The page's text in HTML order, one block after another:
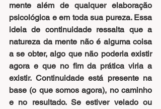
mente além de qualquer elaboração
psicológica e em toda sua pureza. Essa
ideia de continuidade ressalta que a
natureza da mente não é alguma coisa
a se obter, algo que não poderia existir
agora e que no fim da prática viria a
existir. Continuidade está presente na
base (o que somos agora), no caminho
e no resultado. Se estiver velado ou